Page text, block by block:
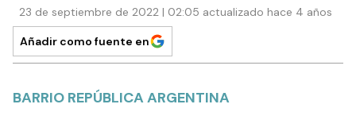
23 de septiembre de 2022 | 02:05 actualizado hace 4 años
Añadir como fuente en
BARRIO REPÚBLICA ARGENTINA